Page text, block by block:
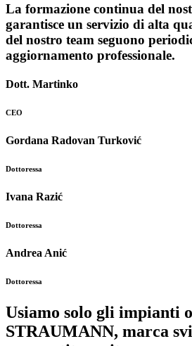
La formazione continua del
garantisce un servizio di alta
del nostro team seguono
aggiornamento professionale.
Dott. Martinko
CEO
Gordana Radovan Turković
Dottoressa
Ivana Razić
Dottoressa
Andrea Anić
Dottoressa
Usiamo solo gli impianti
STRAUMANN, marca